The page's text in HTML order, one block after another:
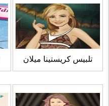
تلبيس كريستينا ميلان